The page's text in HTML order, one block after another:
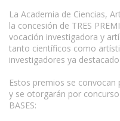
La Academia de Ciencias,
la concesión de TRES
vocación investigadora y
tanto científicos como
investigadores ya
Estos premios se convocan
y se otorgarán por
BASES: